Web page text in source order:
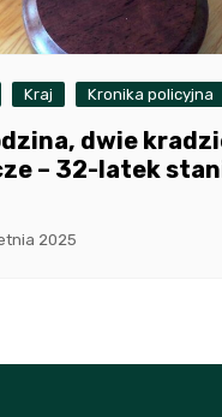
Kraj Kronika policyjna
dwie
– 32-latek
2025